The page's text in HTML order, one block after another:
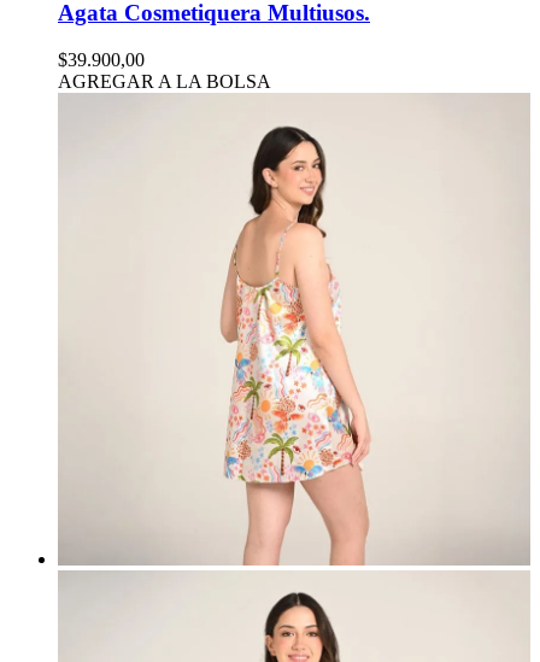
Agata Cosmetiquera Multiusos.
$39.900,00
AGREGAR A LA BOLSA